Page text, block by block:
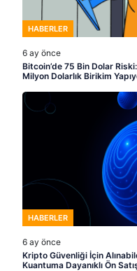
HABERLER
6 ay önce
Bitcoin’de 75 Bin Dolar
Milyon Dolarlık Birikim
HABERLER
6 ay önce
Kripto Güvenliği İçin
Kuantuma Dayanıklı Ön